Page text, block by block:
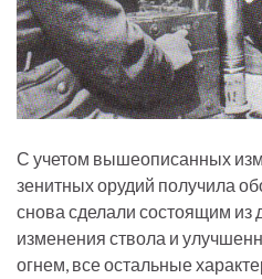
С учетом вышеописанных
зенитных орудий получила
снова сделали состоящим из
изменения ствола и
огнем, все остальные